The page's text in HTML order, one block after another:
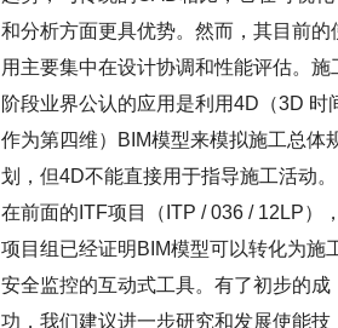
和分析方面更具优势。然而，其目前的
用主要集中在设计协调和性能评估。施
阶段业界公认的应用是利用4D（3D 时
作为第四维）BIM模型来模拟施工总体
划，但4D不能直接用于指导施工活动。
在前面的ITF项目（ITP / 036 / 12LP）
项目组已经证明BIM模型可以转化为施
安全监控的互动式工具。有了初步的成
功，我们建议进一步研究和发展使能技